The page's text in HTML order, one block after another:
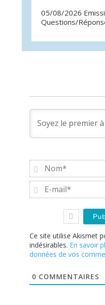
05/08/2026
Questions/
Ce site utilise Akismet
indésirables. En savoir
données de vos
0 COMMENTAIRES